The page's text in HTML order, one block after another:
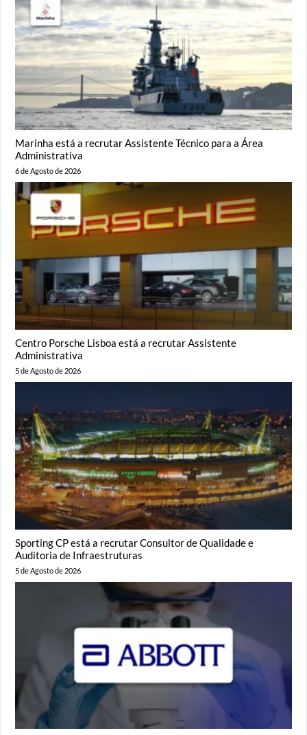
Marinha está a recrutar Assistente Técnico para a Área
Administrativa
6 de Agosto de 2026
Centro Porsche Lisboa está a recrutar Assistente
Administrativa
5 de Agosto de 2026
Sporting CP está a recrutar Consultor de Qualidade e
Auditoria de Infraestruturas
5 de Agosto de 2026